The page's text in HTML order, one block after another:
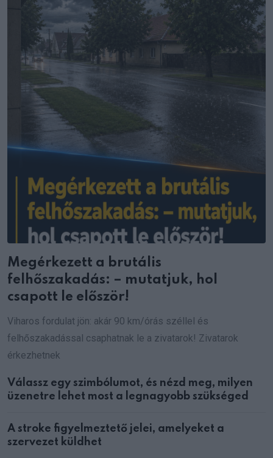
Megérkezett a brutális
felhőszakadás: – mutatjuk, hol
csapott le először!
Viharos fordulat jön: akár 90 km/órás széllel és
felhőszakadással csaphatnak le a zivatarok! Zivatarok
érkezhetnek
Válassz egy szimbólumot, és nézd meg, milyen
üzenetre lehet most a legnagyobb szükséged
A stroke figyelmeztető jelei, amelyeket a
szervezet küldhet